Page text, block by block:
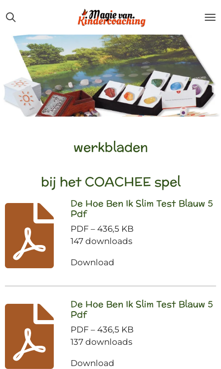
Ga
direct
naar
hoofdinhoud
werkbladen
bij het COACHEE spel
De Hoe Ben Ik Slim Test Blauw 5
Pdf
PDF – 436,5 KB
147 downloads
Download
De Hoe Ben Ik Slim Test Blauw 5
Pdf
PDF – 436,5 KB
137 downloads
Download